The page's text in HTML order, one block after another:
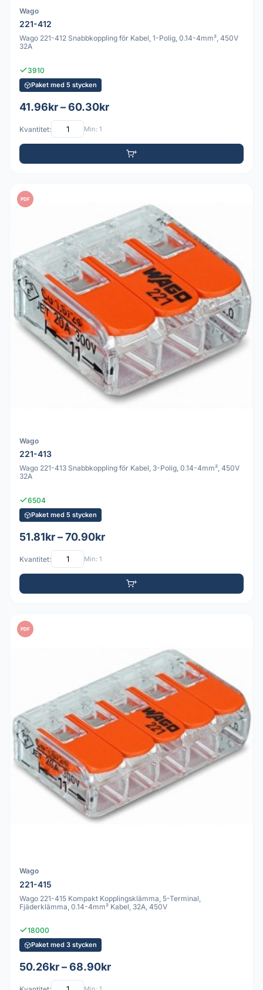
Wago
221-412
Wago 221-412 Snabbkoppling för Kabel, 1-Polig, 0.14-4mm², 450V
32A
3910
Paket med 5 stycken
41.96kr – 60.30kr
Kvantitet: Min: 1
PDF
Wago
221-413
Wago 221-413 Snabbkoppling för Kabel, 3-Polig, 0.14-4mm², 450V
32A
6504
Paket med 5 stycken
51.81kr – 70.90kr
Kvantitet: Min: 1
PDF
Wago
221-415
Wago 221-415 Kompakt Kopplingsklämma, 5-Terminal,
Fjäderklämma, 0.14-4mm² Kabel, 32A, 450V
18000
Paket med 3 stycken
50.26kr – 68.90kr